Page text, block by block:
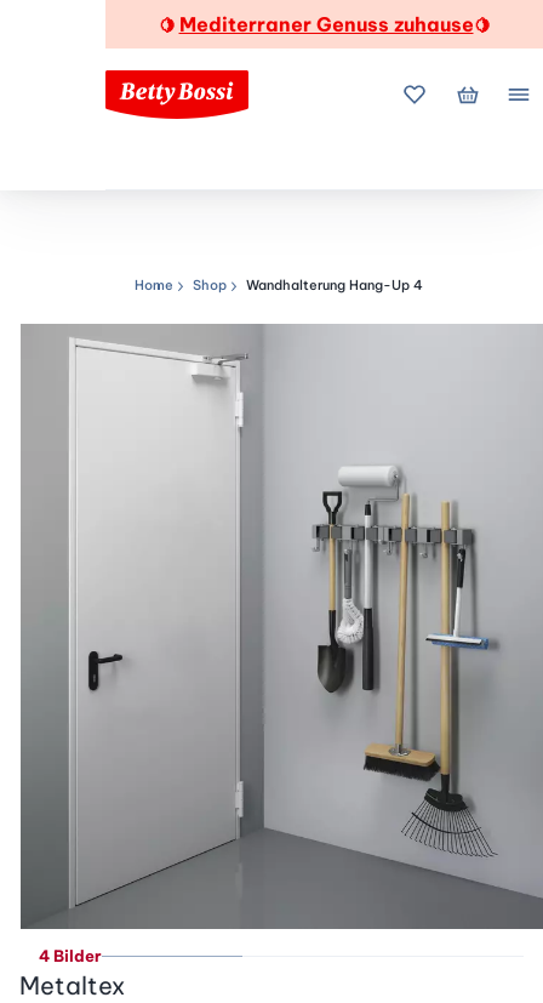
🍋 Mediterraner Genuss zuhause🍋
MeineMein
Navigationspfad
Home Shop Wandhalterung Hang-Up 4
4 Bilder
Metaltex